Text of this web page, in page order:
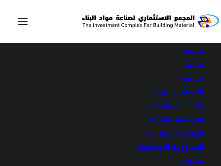
الرئيسية
من نحن
من نحن
الأهداف والرؤية
كلمة المدير العام
المواصفات الفنية
الجوائز والشهادات
المسؤولية الاجتماعية
المنتجات